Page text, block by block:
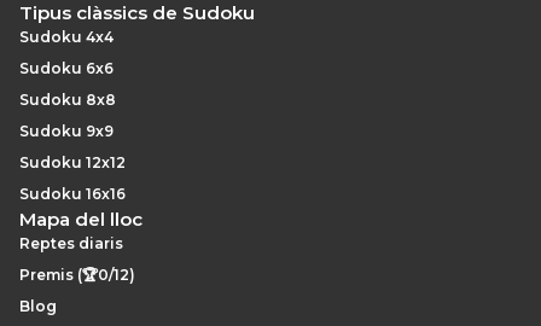
Tipus clàssics de Sudoku
Sudoku 4x4
Sudoku 6x6
Sudoku 8x8
Sudoku 9x9
Sudoku 12x12
Sudoku 16x16
Mapa del lloc
Reptes diaris
Premis (🏆0/12)
Blog